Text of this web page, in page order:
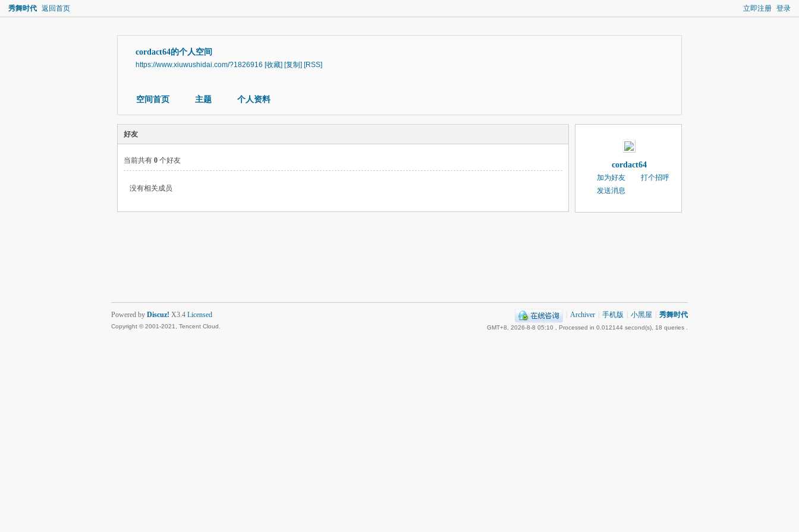
立即注册 登录
秀舞时代 返回首页
cordact64的个人空间
https://www.xiuwushidai.com/?1826916 [收藏] [复制] [RSS]
空间首页 主题 个人资料
好友
当前共有 0 个好友
没有相关成员
cordact64
加为好友
打个招呼
发送消息
Archiver 手机版 小黑屋 秀舞时代
GMT+8, 2026-8-8 05:10 , Processed in 0.012144 second(s), 18 queries .
Powered by Discuz! X3.4 Licensed
Copyright © 2001-2021, Tencent Cloud.